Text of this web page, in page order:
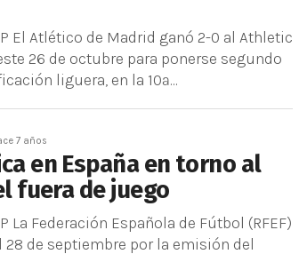
El Atlético de Madrid ganó 2-0 al Athletic
26 de octubre para ponerse segundo
liguera, en la 10ª...
7 años
en España en torno al
fuera de juego
La Federación Española de Fútbol (RFEF)
28 de septiembre por la emisión del